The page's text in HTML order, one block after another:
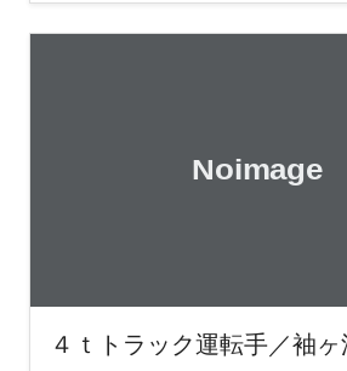
４ｔトラック運転手／袖